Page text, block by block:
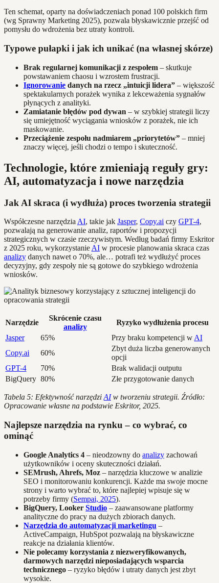
Ten schemat, oparty na doświadczeniach ponad 100 polskich firm
(wg Sprawny Marketing 2025), pozwala błyskawicznie przejść od
pomysłu do wdrożenia bez utraty kontroli.
Typowe pułapki i jak ich unikać (na własnej skórze)
Brak regularnej komunikacji z zespołem – skutkuje
powstawaniem chaosu i wzrostem frustracji.
Ignorowanie danych na rzecz „intuicji lidera” – większość
spektakularnych porażek wynika z lekceważenia sygnałów
płynących z analityki.
Zamiatanie błędów pod dywan – w szybkiej strategii liczy
się umiejętność wyciągania wniosków z porażek, nie ich
maskowanie.
Przeciążenie zespołu nadmiarem „priorytetów” – mniej
znaczy więcej, jeśli chodzi o tempo i skuteczność.
Technologie, które zmieniają reguły gry:
AI, automatyzacja i nowe narzędzia
Jak AI skraca (i wydłuża) proces tworzenia strategii
Współczesne narzędziaAI, takie jak Jasper, Copy.ai czy GPT-4,
pozwalają na generowanie analiz, raportów i propozycji
strategicznych w czasie rzeczywistym. Według badań firmy Eskritor
z 2025 roku, wykorzystanieAI w procesie planowania skraca czas
analizy danych nawet o 70%, ale… potrafi też wydłużyć proces
decyzyjny, gdy zespoły nie są gotowe do szybkiego wdrożenia
wniosków.
Narzędzie
Skrócenie czasu
analizy
Ryzyko wydłużenia procesu
Jasper
65% Przy braku kompetencji wAI
Copy.ai
60%
Zbyt duża liczba generowanych
opcji
GPT-4
70%
Brak walidacji outputu
BigQuery 80% Złe przygotowanie danych
Tabela 5: Efektywność narzędziAIw tworzeniu strategii. Źródło:
Opracowanie własne na podstawie Eskritor, 2025.
Najlepsze narzędzia na rynku – co wybrać, co
ominąć
Google Analytics 4 – nieodzowny do analizy zachowań
użytkowników i oceny skuteczności działań.
SEMrush, Ahrefs, Moz – narzędzia kluczowe w analizie
SEO i monitorowaniu konkurencji. Każde ma swoje mocne
strony i warto wybrać to, które najlepiej wpisuje się w
potrzeby firmy (Sempai, 2025).
BigQuery, Looker Studio – zaawansowane platformy
analityczne do pracy na dużych zbiorach danych.
Narzędzia do automatyzacji marketingu –
ActiveCampaign, HubSpot pozwalają na błyskawiczne
reakcje na działania klientów.
Nie polecamy korzystania z niezweryfikowanych,
darmowych narzędzi nieposiadających wsparcia
technicznego – ryzyko błędów i utraty danych jest zbyt
wysokie.